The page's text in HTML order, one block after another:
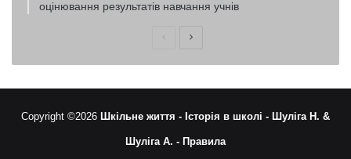
оцінювання результатів навчання учнів
ПопередняНаступна
Copyright ©2026 Шкільне життя - Історія в школі - Шуліга Н. &
Шуліга А. - Правила